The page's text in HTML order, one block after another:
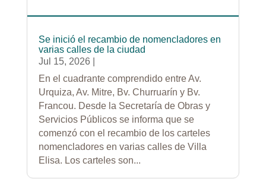
Se inició el recambio de nomencladores en
varias calles de la ciudad
Jul 15, 2026
En el cuadrante comprendido entre Av.
Urquiza, Av. Mitre, Bv. Churruarín y Bv.
Francou. Desde la Secretaría de Obras y
Servicios Públicos se informa que se
comenzó con el recambio de los carteles
nomencladores en varias calles de Villa
Elisa. Los carteles son...